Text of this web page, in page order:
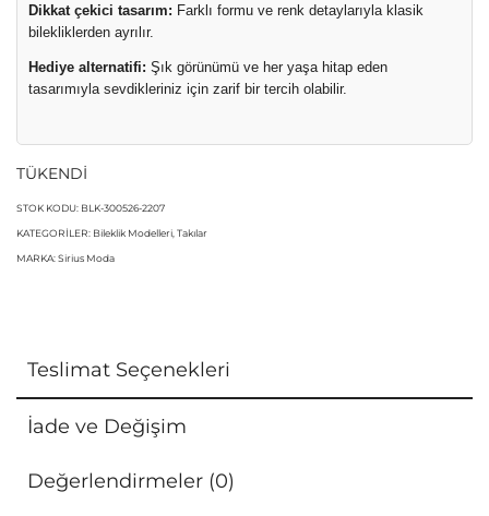
Dikkat çekici tasarım: Farklı formu ve renk detaylarıyla klasik
bilekliklerden ayrılır.
Hediye alternatifi: Şık görünümü ve her yaşa hitap eden
tasarımıyla sevdikleriniz için zarif bir tercih olabilir.
TÜKENDİ
STOK KODU: BLK-300526-2207
KATEGORILER: Bileklik Modelleri Takılar
MARKA:Sirius Moda
Teslimat Seçenekleri
İade ve Değişim
Değerlendirmeler (0)